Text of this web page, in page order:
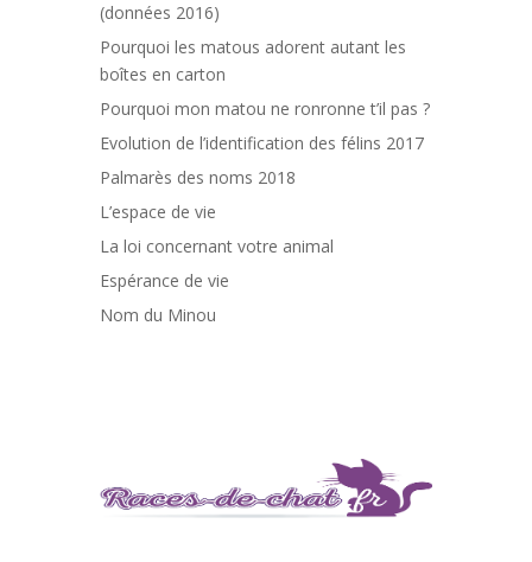
(données 2016)
Pourquoi les matous adorent autant les
boîtes en carton
Pourquoi mon matou ne ronronne t’il pas ?
Evolution de l’identification des félins 2017
Palmarès des noms 2018
L’espace de vie
La loi concernant votre animal
Espérance de vie
Nom du Minou